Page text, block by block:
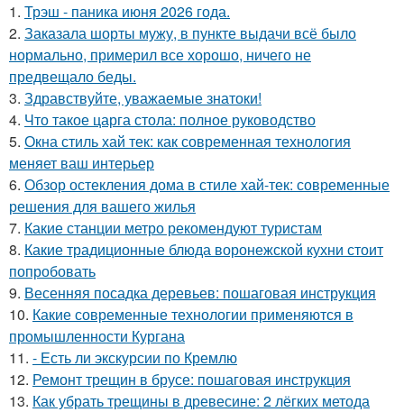
1. Трэш - паника июня 2026 года.
2. Заказала шорты мужу, в пункте выдачи всё было
нормально, примерил все хорошо, ничего не
предвещало беды.
3. Здравствуйте, уважаемые знатоки!
4. Что такое царга стола: полное руководство
5. Окна стиль хай тек: как современная технология
меняет ваш интерьер
6. Обзор остекления дома в стиле хай-тек: современные
решения для вашего жилья
7. Какие станции метро рекомендуют туристам
8. Какие традиционные блюда воронежской кухни стоит
попробовать
9. Весенняя посадка деревьев: пошаговая инструкция
10. Какие современные технологии применяются в
промышленности Кургана
11. - Есть ли экскурсии по Кремлю
12. Ремонт трещин в брусе: пошаговая инструкция
13. Как убрать трещины в древесине: 2 лёгких метода